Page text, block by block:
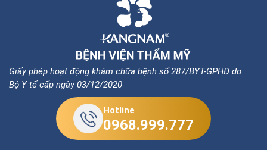
Giấy phép hoạt động khám chữa bệnh số 287/BYT-GPHĐ do
Bộ Y tế cấp ngày 03/12/2020